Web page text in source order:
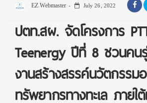
EZ Webmaster July 26, 2022
ปตท.สผ. จัดโครงการ
Teenergy ปีที่ 8 ชวนคน
งานสร้างสรรค์นวัตกรรม
ทรัพยากรทางทะเล ภายใ